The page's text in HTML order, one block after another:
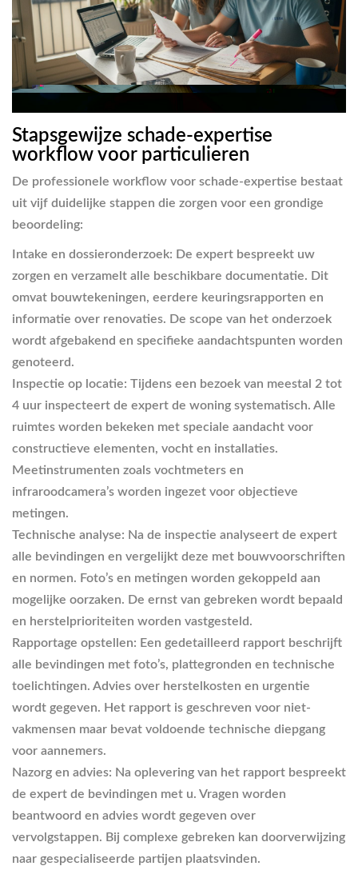
Stapsgewijze schade-expertise
workflow voor particulieren
De professionele workflow voor schade-expertise bestaat
uit vijf duidelijke stappen die zorgen voor een grondige
beoordeling:
Intake en dossieronderzoek: De expert bespreekt uw
zorgen en verzamelt alle beschikbare documentatie. Dit
omvat bouwtekeningen, eerdere keuringsrapporten en
informatie over renovaties. De scope van het onderzoek
wordt afgebakend en specifieke aandachtspunten worden
genoteerd.
Inspectie op locatie: Tijdens een bezoek van meestal 2 tot
4 uur inspecteert de expert de woning systematisch. Alle
ruimtes worden bekeken met speciale aandacht voor
constructieve elementen, vocht en installaties.
Meetinstrumenten zoals vochtmeters en
infraroodcamera’s worden ingezet voor objectieve
metingen.
Technische analyse: Na de inspectie analyseert de expert
alle bevindingen en vergelijkt deze met bouwvoorschriften
en normen. Foto’s en metingen worden gekoppeld aan
mogelijke oorzaken. De ernst van gebreken wordt bepaald
en herstelprioriteiten worden vastgesteld.
Rapportage opstellen: Een gedetailleerd rapport beschrijft
alle bevindingen met foto’s, plattegronden en technische
toelichtingen. Advies over herstelkosten en urgentie
wordt gegeven. Het rapport is geschreven voor niet-
vakmensen maar bevat voldoende technische diepgang
voor aannemers.
Nazorg en advies: Na oplevering van het rapport bespreekt
de expert de bevindingen met u. Vragen worden
beantwoord en advies wordt gegeven over
vervolgstappen. Bij complexe gebreken kan doorverwijzing
naar gespecialiseerde partijen plaatsvinden.